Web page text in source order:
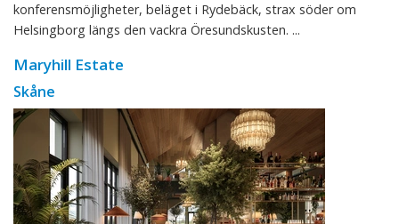
konferensmöjligheter, beläget i Rydebäck, strax söder om
Helsingborg längs den vackra Öresundskusten. ...
Maryhill Estate
Skåne